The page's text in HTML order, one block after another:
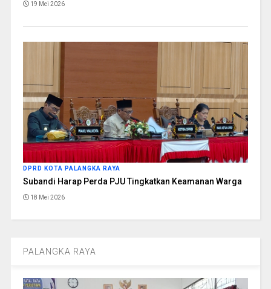
19 Mei 2026
DPRD KOTA PALANGKA RAYA
Subandi Harap Perda PJU Tingkatkan Keamanan Warga
18 Mei 2026
PALANGKA RAYA